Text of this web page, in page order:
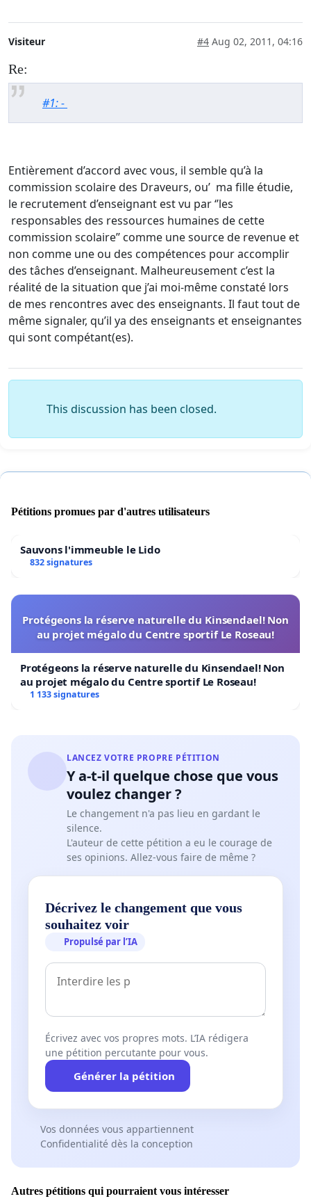
Visiteur #4 Aug 02, 2011, 04:16
Re:
#1: -
Entièrement d’accord avec vous, il semble qu’à la
commission scolaire des Draveurs, ou’ ma fille étudie,
le recrutement d’enseignant est vu par ‘’les
responsables des ressources humaines de cette
commission scolaire’’ comme une source de revenue et
non comme une ou des compétences pour accomplir
des tâches d’enseignant. Malheureusement c’est la
réalité de la situation que j’ai moi-même constaté lors
de mes rencontres avec des enseignants. Il faut tout de
même signaler, qu’il ya des enseignants et enseignantes
qui sont compétant(es).
This discussion has been closed.
Pétitions promues par d'autres utilisateurs
Sauvons l'immeuble le Lido
832 signatures
Protégeons la réserve naturelle du Kinsendael! Non
au projet mégalo du Centre sportif Le Roseau!
Protégeons la réserve naturelle du Kinsendael! Non
au projet mégalo du Centre sportif Le Roseau!
1 133 signatures
LANCEZ VOTRE PROPRE PÉTITION
Y a-t-il quelque chose que vous
voulez changer ?
Le changement n'a pas lieu en gardant le
silence.
L'auteur de cette pétition a eu le courage de
ses opinions. Allez-vous faire de même ?
Décrivez le changement que vous
souhaitez voir
Propulsé par l’IA
Écrivez avec vos propres mots. L’IA rédigera
une pétition percutante pour vous.
Générer la pétition
Vos données vous appartiennent
Confidentialité dès la conception
Autres pétitions qui pourraient vous intéresser